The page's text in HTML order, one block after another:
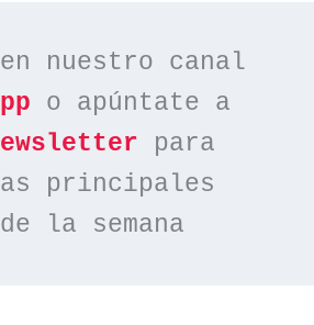
nuestro canal
o apúntate a
para
principales
la semana